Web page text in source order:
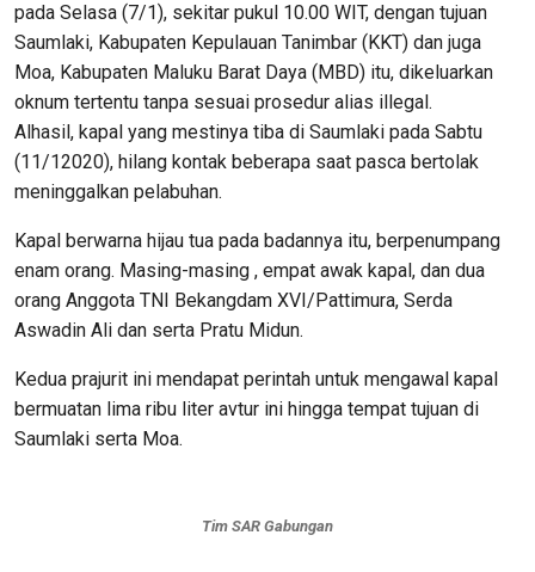
pada Selasa (7/1), sekitar pukul 10.00 WIT, dengan tujuan
Saumlaki, Kabupaten Kepulauan Tanimbar (KKT) dan juga
Moa, Kabupaten Maluku Barat Daya (MBD) itu, dikeluarkan
oknum tertentu tanpa sesuai prosedur alias illegal.
Alhasil, kapal yang mestinya tiba di Saumlaki pada Sabtu
(11/12020), hilang kontak beberapa saat pasca bertolak
meninggalkan pelabuhan.
Kapal berwarna hijau tua pada badannya itu, berpenumpang
enam orang. Masing-masing , empat awak kapal, dan dua
orang Anggota TNI Bekangdam XVI/Pattimura, Serda
Aswadin Ali dan serta Pratu Midun.
Kedua prajurit ini mendapat perintah untuk mengawal kapal
bermuatan lima ribu liter avtur ini hingga tempat tujuan di
Saumlaki serta Moa.
Tim SAR Gabungan